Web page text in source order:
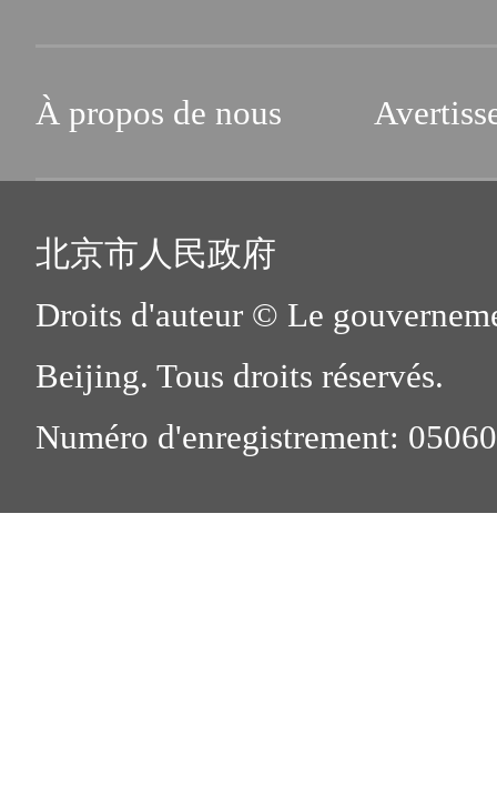
À propos de nous
北京市人民政府
Droits d'auteur © Le
Beijing. Tous droits réservés.
Numéro d'enregistrement: